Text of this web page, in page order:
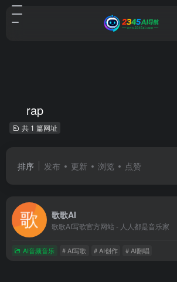
rap
共 1 篇网址
排序 发布 更新 浏览 点赞
歌歌AI
歌歌AI写歌官方网站 - 人人都是音乐家
AI音频音乐 # AI写歌 # AI创作 # AI翻唱